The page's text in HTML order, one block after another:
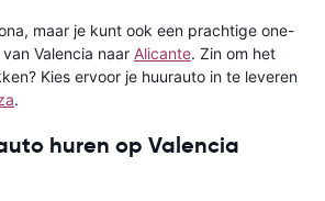
maar je kunt ook een prachtige one-
Valencia naar Alicante. Zin om het
Kies ervoor je huurauto in te leveren
.
huren op Valencia